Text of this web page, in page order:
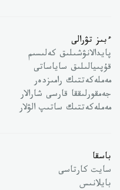
ءبىز تۋرالى
پايدالانۋشىلىق كەلىسىم
قۇپىيالىلىق ساياساتى
مەملەكەتتىك رامىزدەر
جەمقورلىققا قارسى شارالار
مەملەكەتتىك ساتىپ الۋلار
باسقا
سايت كارتاسى
بايلانىس